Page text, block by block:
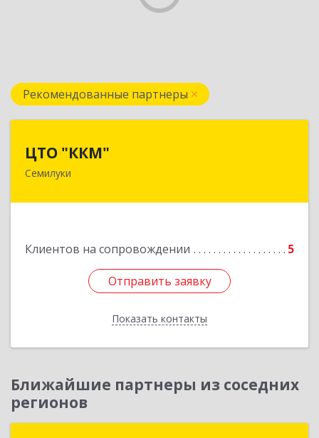
Рекомендованные партнеры
ЦТО "ККМ"
Семилуки
Клиентов на сопровождении 5
Отправить заявку
Показать контакты
Отправить заявку
Назад
Ближайшие партнеры из соседних
регионов